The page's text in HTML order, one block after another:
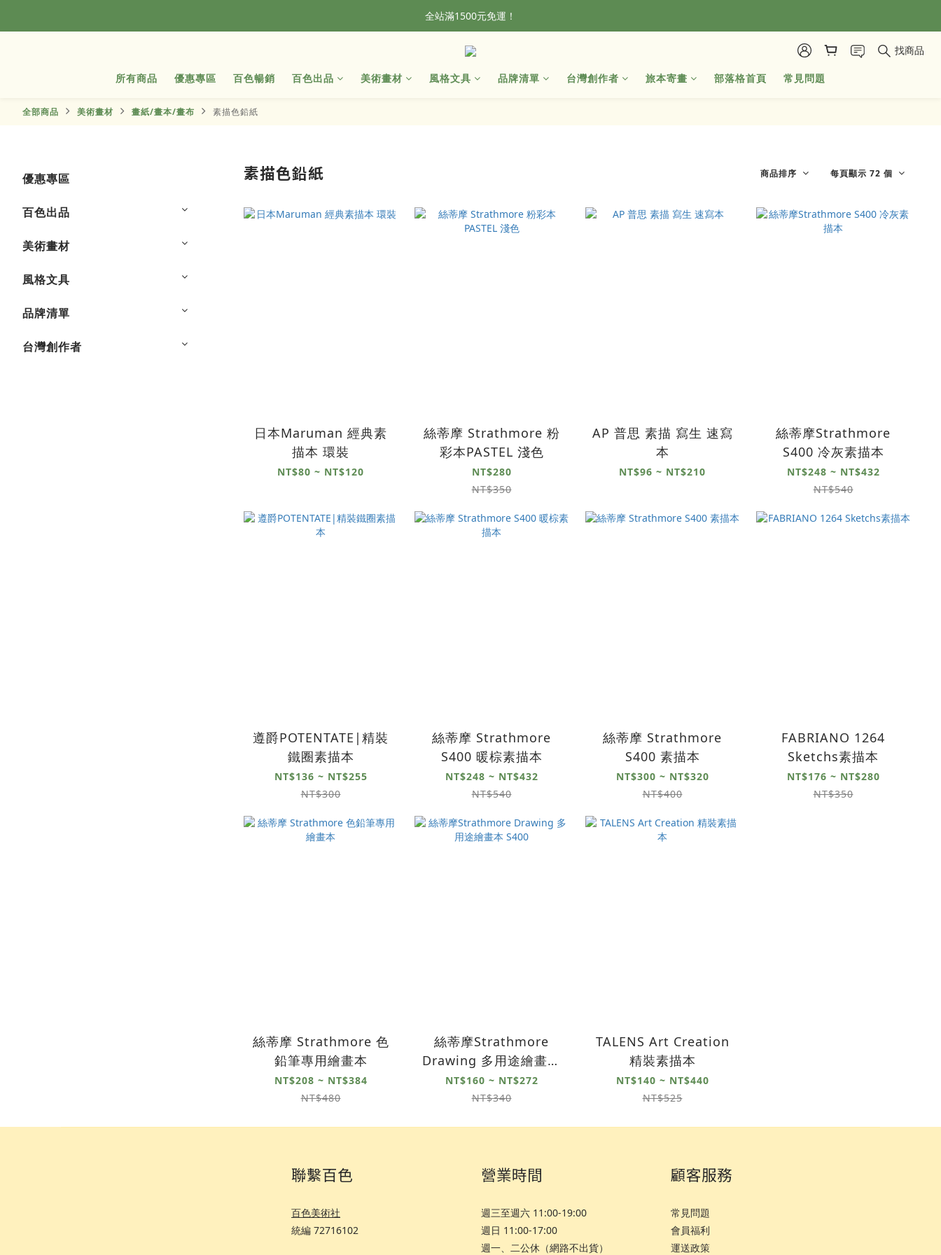
全站滿1500元免運！
全站滿1500元免運！
加入會員，首單輸入折扣碼NEWFROG，滿800現折50
全站滿1500元免運！
找商品
所有商品 優惠專區 百色暢銷 百色出品 美術畫材 風格文具 品牌清單 台灣創作者 旅本寄畫 部落格首頁 常見問題
全部商品 美術畫材 畫紙/畫本/畫布 素描色鉛紙
優惠專區
百色出品
美術畫材
風格文具
品牌清單
台灣創作者
素描色鉛紙 商品排序 每頁顯示 72 個
日本Maruman 經典素
描本 環裝
NT$80 ~ NT$120
絲蒂摩 Strathmore 粉
彩本PASTEL 淺色
NT$280
NT$350
AP 普思 素描 寫生 速寫
本
NT$96 ~ NT$210
絲蒂摩Strathmore
S400 冷灰素描本
NT$248 ~ NT$432
NT$540
遵爵POTENTATE|精裝
鐵圈素描本
NT$136 ~ NT$255
NT$300
絲蒂摩 Strathmore
S400 暖棕素描本
NT$248 ~ NT$432
NT$540
絲蒂摩 Strathmore
S400 素描本
NT$300 ~ NT$320
NT$400
FABRIANO 1264
Sketchs素描本
NT$176 ~ NT$280
NT$350
絲蒂摩 Strathmore 色
鉛筆專用繪畫本
NT$208 ~ NT$384
NT$480
絲蒂摩Strathmore
Drawing 多用途繪畫本
S400
NT$160 ~ NT$272
NT$340
TALENS Art Creation
精裝素描本
NT$140 ~ NT$440
NT$525
聯繫百色
百色美術社
統編 72716102
營業時間
週三至週六 11:00-19:00
週日 11:00-17:00
週一、二公休（網路不出貨）
顧客服務
常見問題
會員福利
運送政策